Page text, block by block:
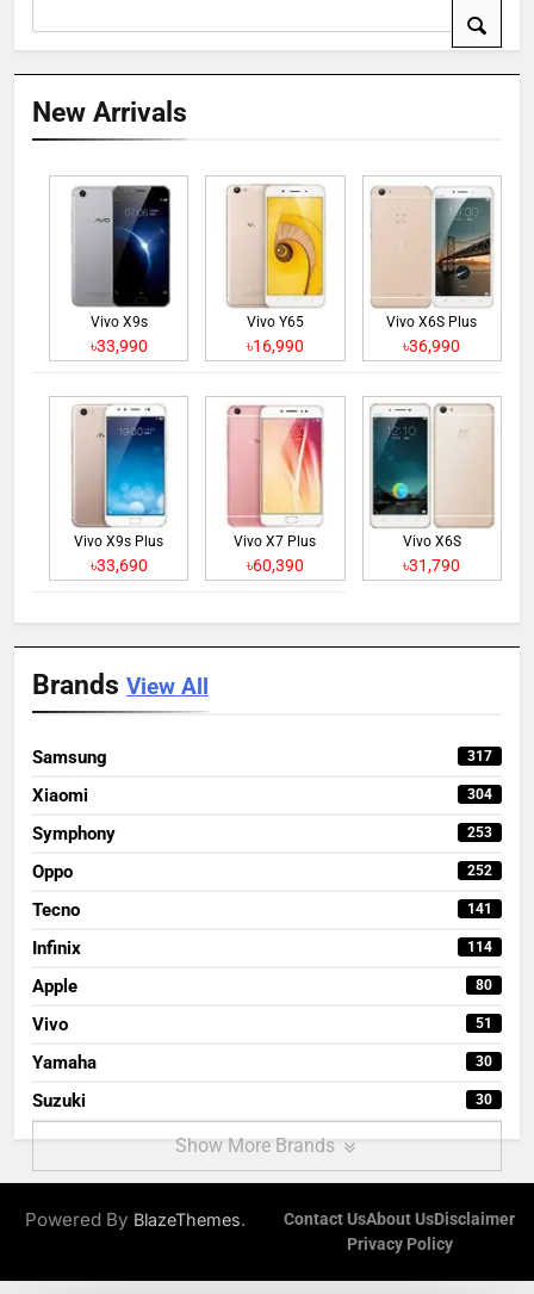
New Arrivals
Vivo X9s
৳33,990
Vivo Y65
৳16,990
Vivo X6S Plus
৳36,990
Vivo X9s Plus
৳33,690
Vivo X7 Plus
৳60,390
Vivo X6S
৳31,790
Brands View All
Samsung 317
Xiaomi 304
Symphony 253
Oppo 252
Tecno 141
Infinix 114
Apple 80
Vivo 51
Yamaha 30
Suzuki 30
Show More Brands
Powered By BlazeThemes. Contact UsAbout UsDisclaimer
Privacy Policy